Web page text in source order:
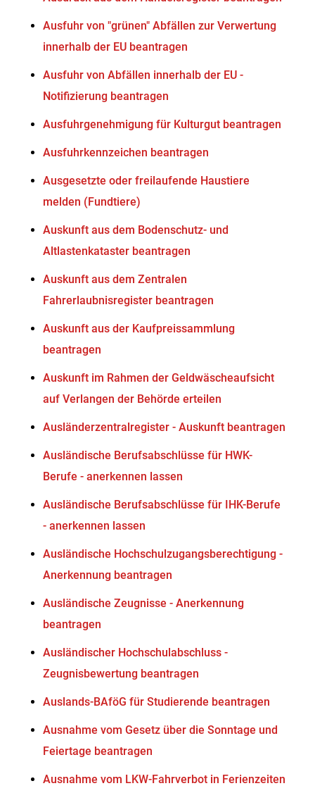
Ausfuhr von "grünen" Abfällen zur Verwertung
innerhalb der EU beantragen
Ausfuhr von Abfällen innerhalb der EU -
Notifizierung beantragen
Ausfuhrgenehmigung für Kulturgut beantragen
Ausfuhrkennzeichen beantragen
Ausgesetzte oder freilaufende Haustiere
melden (Fundtiere)
Auskunft aus dem Bodenschutz- und
Altlastenkataster beantragen
Auskunft aus dem Zentralen
Fahrerlaubnisregister beantragen
Auskunft aus der Kaufpreissammlung
beantragen
Auskunft im Rahmen der Geldwäscheaufsicht
auf Verlangen der Behörde erteilen
Ausländerzentralregister - Auskunft beantragen
Ausländische Berufsabschlüsse für HWK-
Berufe - anerkennen lassen
Ausländische Berufsabschlüsse für IHK-Berufe
- anerkennen lassen
Ausländische Hochschulzugangsberechtigung -
Anerkennung beantragen
Ausländische Zeugnisse - Anerkennung
beantragen
Ausländischer Hochschulabschluss -
Zeugnisbewertung beantragen
Auslands-BAföG für Studierende beantragen
Ausnahme vom Gesetz über die Sonntage und
Feiertage beantragen
Ausnahme vom LKW-Fahrverbot in Ferienzeiten